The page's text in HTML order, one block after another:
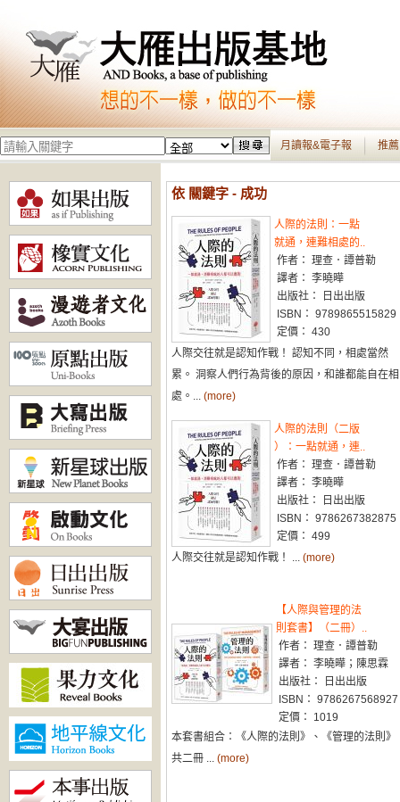
月讀報&電子報 推
依 關鍵字 - 成功
人際的法則：一點
就通，連難相處的..
作者： 理查．譚普勒
譯者： 李曉曄
出版社： 日出出版
ISBN： 9789865515829
定價： 430
人際交往就是認知作戰！ 認知不同，相處當然
累。 洞察人們行為背後的原因，和誰都能自在相
處。... (more)
人際的法則（二版
）：一點就通，連..
作者： 理查．譚普勒
譯者： 李曉曄
出版社： 日出出版
ISBN： 9786267382875
定價： 499
人際交往就是認知作戰！ ... (more)
【人際與管理的法
則套書】（二冊）..
作者： 理查．譚普勒
譯者： 李曉曄；陳思霖
出版社： 日出出版
ISBN： 9786267568927
定價： 1019
本套書組合：《人際的法則》、《管理的法則》
共二冊 ... (more)